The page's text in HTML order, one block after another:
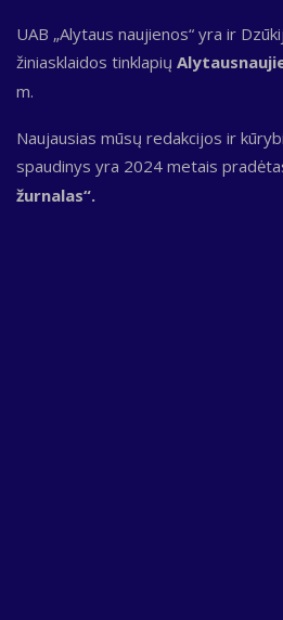
UAB „Alytaus naujienos“ yra ir
žiniasklaidos tinklapių
m.
Naujausias mūsų redakcijos ir
spaudinys yra 2024 metais
žurnalas“.